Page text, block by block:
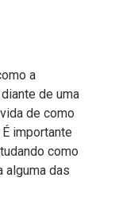
a
de uma
de como
importante
como
alguma das